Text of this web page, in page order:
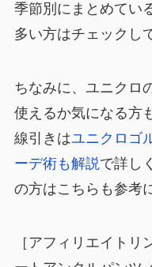
季節別にまとめてい
多い方はチェックし
ちなみに、ユニクロ
使えるか気になる方
線引きはユニクロゴ
ーデ術も解説で詳し
の方はこちらも参考
［アフィリエイト